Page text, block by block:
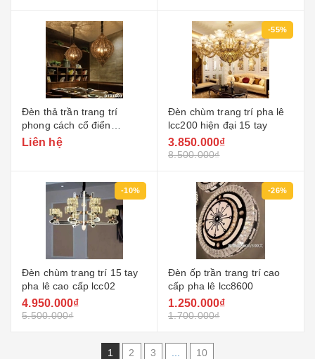
Đèn thả trần trang trí
phong cách cổ điển
dt01603
Liên hệ
-55%
Đèn chùm trang trí pha lê
lcc200 hiện đại 15 tay
3.850.000₫
8.500.000₫
-10%
Đèn chùm trang trí 15 tay
pha lê cao cấp lcc02
4.950.000₫
5.500.000₫
-26%
Đèn ốp trần trang trí cao
cấp pha lê lcc8600
1.250.000₫
1.700.000₫
1 2 3 10